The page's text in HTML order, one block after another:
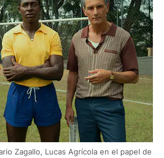
Zagallo, Lucas Agrícola en el papel de